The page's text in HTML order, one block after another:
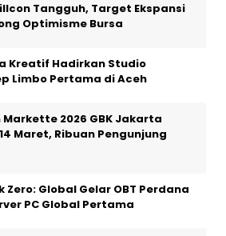
Tangguh, Target Ekspansi
Optimisme Bursa
Kreatif Hadirkan Studio
Limbo Pertama di Aceh
Markette 2026 GBK Jakarta
Maret, Ribuan Pengunjung
Zero: Global Gelar OBT Perdana
PC Global Pertama